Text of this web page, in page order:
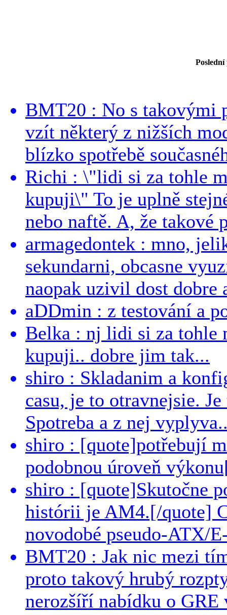
BMT20 : No s takovými
vzít některý z nižších
blízko spotřebě
Richi : \"lidi si za tohle
kupuji\" To je uplně
nebo naftě. A, že takové
armagedontek : mno,
sekundarni, obcasne
naopak uzivil dost dobre
aDDmin : z testování a
Belka : nj lidi si za tohle
kupuji.. dobre jim tak...
shiro : Skladanim a
casu, je to otravnejsie.
Spotreba a z nej
shiro : [quote]potřebují
podobnou úroveň
shiro : [quote]Skutočne
histórii je AM4.[/quote]
novodobé pseudo-ATX/
BMT20 : Jak nic mezi
proto takový hrubý
nerozšíří nabídku o GRE